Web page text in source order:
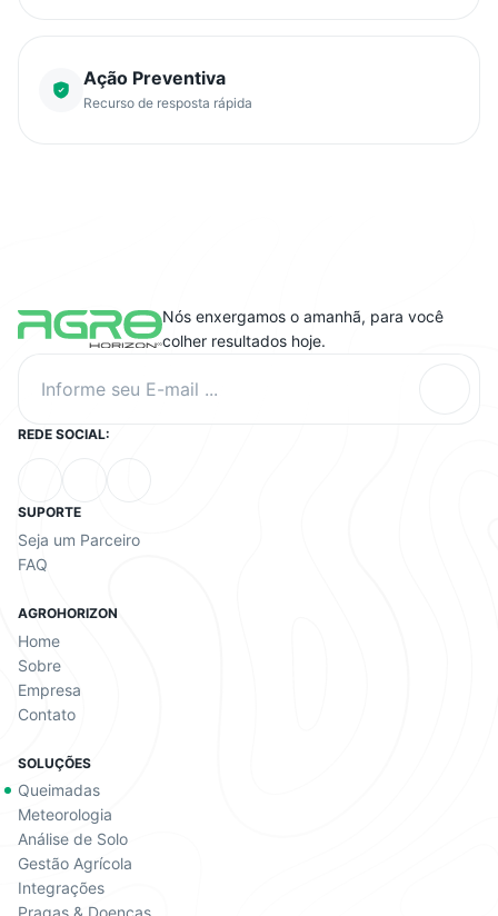
Ação Preventiva
Recurso de resposta rápida
Nós enxergamos o amanhã, para você
colher resultados hoje.
Informe seu E-mail ...
REDE SOCIAL:
SUPORTE
Seja um Parceiro
FAQ
AGROHORIZON
Home
Sobre
Empresa
Contato
SOLUÇÕES
Queimadas
Meteorologia
Análise de Solo
Gestão Agrícola
Integrações